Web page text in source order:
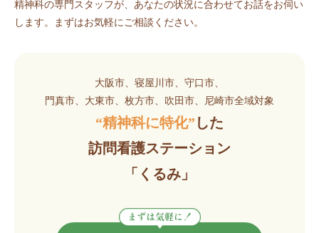
精神科の専門スタッフが、あなたの状況に合わせてお話をお伺い
します。まずはお気軽にご相談ください。
大阪市、寝屋川市、守口市、
門真市、大東市、枚方市、吹田市、尼崎市全域対象
“精神科に特化” した
訪問看護ステーション
「くるみ」